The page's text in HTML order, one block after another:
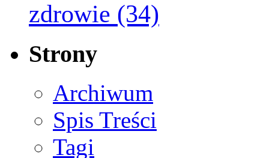
zdrowie (34)
Strony
Archiwum
Spis Treści
Tagi